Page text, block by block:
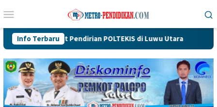
ke
Mobile
Info Terbaru
Pendirian POLTEKIS di Luwu Utara Dikukuhkan